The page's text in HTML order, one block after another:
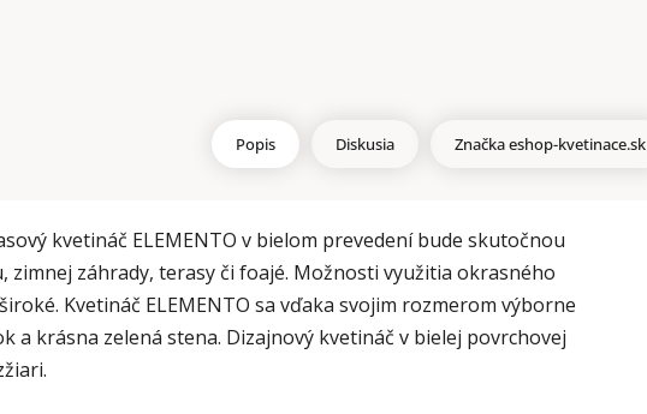
Popis Diskusia Značkaeshop-kvetinace.sk
kvetináč ELEMENTO v bielom prevedení bude skutočnou
zimnej záhrady, terasy či foajé. Možnosti využitia okrasného
Kvetináč ELEMENTO sa vďaka svojim rozmerom výborne
a krásna zelená stena. Dizajnový kvetináč v bielej povrchovej